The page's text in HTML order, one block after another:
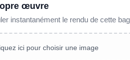
œuvre
instantanément le rendu de cette
ici pour choisir une image